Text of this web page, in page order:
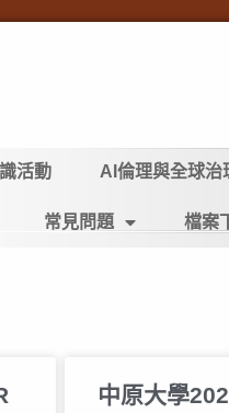
活動 AI倫理與全球治
常見問題 檔案
中原大學